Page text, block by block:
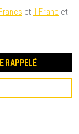
et 1 Franc et
RAPPELÉ